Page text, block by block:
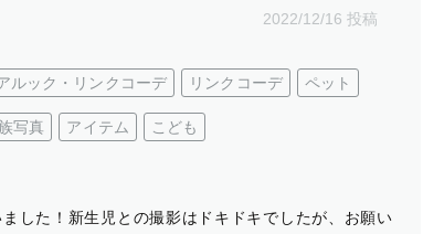
2022/12/16 投稿
ルック・リンクコーデ リンクコーデ ペット
写真 アイテム こども
した！新生児との撮影はドキドキでしたが、お願い